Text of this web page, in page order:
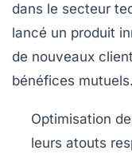
dans le secteur
lancé un produit
de nouveaux
bénéfices mutuels.
Optimisation
leurs atouts